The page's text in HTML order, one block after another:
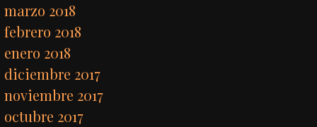
marzo 2018
febrero 2018
enero 2018
diciembre 2017
noviembre 2017
octubre 2017